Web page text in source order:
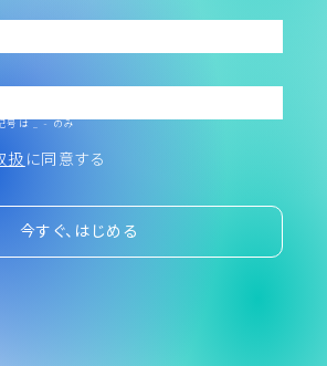
号は _ - のみ
扱 に同意する
今すぐ、はじめる